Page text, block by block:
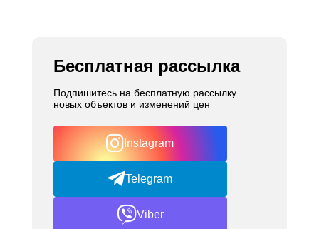
Бесплатная рассылка
Подпишитесь на бесплатную рассылку
новых объектов и изменений цен
Instagram
Telegram
Viber